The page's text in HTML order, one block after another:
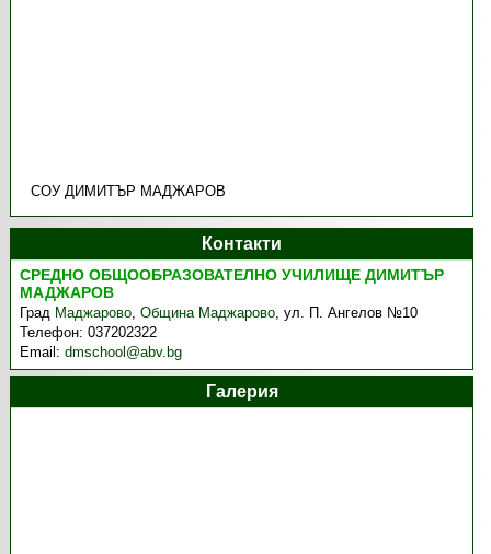
СОУ ДИМИТЪР МАДЖАРОВ
Контакти
СРЕДНО ОБЩООБРАЗОВАТЕЛНО УЧИЛИЩЕ ДИМИТЪР
МАДЖАРОВ
Град Маджарово,Община Маджарово,ул. П. Ангелов №10
Телефон:037202322
Email:dmschool@abv.bg
Галерия